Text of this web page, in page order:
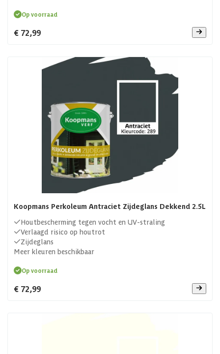
Op voorraad
€ 72,99
Koopmans Perkoleum Antraciet Zijdeglans Dekkend 2.5L
Houtbescherming tegen vocht en UV-straling
Verlaagd risico op houtrot
Zijdeglans
Meer kleuren beschikbaar
Op voorraad
€ 72,99